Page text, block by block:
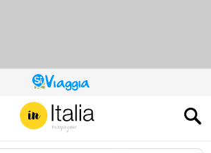
QUESTO
SITO
CONTRIBUISCE
ALL’AUDIENCE
DI